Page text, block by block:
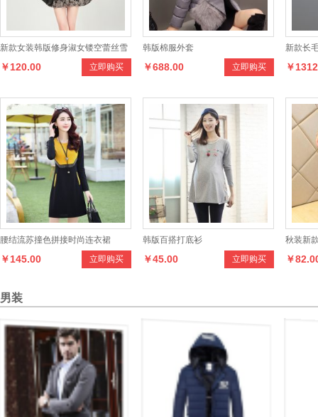
新款女装韩版修身淑女镂空蕾丝雪
纺公主连衣裙 立即购买
￥120.00
韩版棉服外套
立即购买
￥688.00
新款长
圆领中
￥
腰结流苏撞色拼接时尚连衣裙
立即购买
￥145.00
韩版百搭打底衫
立即购买
￥45.00
秋装新
笔裤女
￥
男装